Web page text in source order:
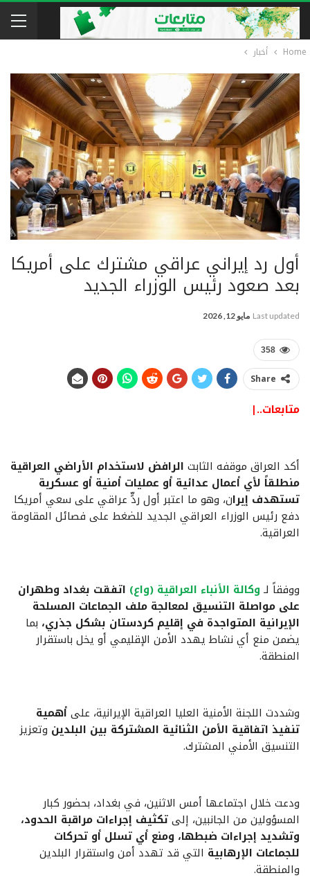
Home أخبار
أول رد إيراني عراقي مشترك على أمريكا
بعد صعود رئيس الوزراء الجديد
Last updated مايو 12, 2026
358
Share
متابعات..|
أكد العراق موقفه الثابت الرافض لاستخدام الأراضي العراقية
منطلقاً لأي أعمال عدائية أو عمليات أمنية أو عسكرية
تستهدف إيران، وهو ما اعتبر أول ردٍّ عراقي على سعي أمريكا
دفع رئيس الوزراء العراقي الجديد للضغط على فصائل المقاومة
العراقية.
ووفقاً لـ وكالة الأنباء العراقية (واع) اتفقت بغداد وطهران
على مواصلة التنسيق لمعالجة ملف الجماعات المسلحة
الإيرانية المتواجدة في إقليم كردستان بشكل جذري، بما
يضمن منع أي نشاط يهدد الأمن الإقليمي أو يخل باستقرار
المنطقة.
وشددت اللجنة الأمنية العليا العراقية الإيرانية، علىأهمية
تنفيذ اتفاقية الأمن الثنائية المشتركة بين البلدين وتعزيز
التنسيق الأمني المشترك.
ودعت خلال اجتماعها أمس الاثنين، في بغداد، بحضور كبار
المسؤولين من الجانبين، إلىتكثيف إجراءات مراقبة الحدود،
وتشديد إجراءات ضبطها، ومنع أي تسلل أو تحركات
للجماعات الإرهابية التي قد تهدد أمن واستقرار البلدين
والمنطقة.